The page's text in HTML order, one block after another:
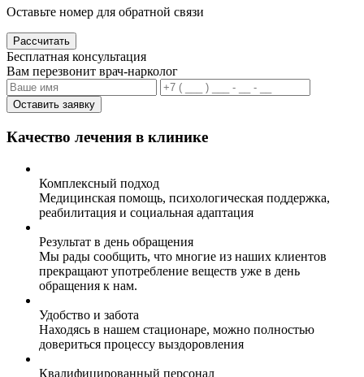
Оставьте номер для обратной связи
Рассчитать
Бесплатная консультация
Вам перезвонит врач-нарколог
Оставить заявку
Качество лечения в клинике
Комплексный подход
Медицинская помощь, психологическая поддержка,
реабилитация и социальная адаптация
Результат в день обращения
Мы рады сообщить, что многие из наших клиентов
прекращают употребление веществ уже в день
обращения к нам.
Удобство и забота
Находясь в нашем стационаре, можно полностью
довериться процессу выздоровления
Квалифицированный персонал